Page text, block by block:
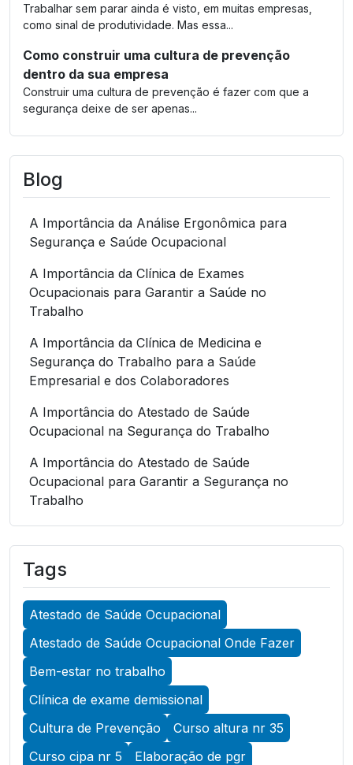
Trabalhar sem parar ainda é visto, em muitas empresas,
como sinal de produtividade. Mas essa...
Como construir uma cultura de prevenção
dentro da sua empresa
Construir uma cultura de prevenção é fazer com que a
segurança deixe de ser apenas...
Blog
A Importância da Análise Ergonômica para
Segurança e Saúde Ocupacional
A Importância da Clínica de Exames
Ocupacionais para Garantir a Saúde no
Trabalho
A Importância da Clínica de Medicina e
Segurança do Trabalho para a Saúde
Empresarial e dos Colaboradores
A Importância do Atestado de Saúde
Ocupacional na Segurança do Trabalho
A Importância do Atestado de Saúde
Ocupacional para Garantir a Segurança no
Trabalho
A Importância do Atestado de Saúde
Ocupacional para Garantir a Segurança no
Trabalho
A Importância do Atestado de Saúde
Ocupacional para Promover a Segurança no
Trabalho
A Importância do Exame Admissional para
Garantir a Saúde Ocupacional Eficiente
A Importância do Exame ASO para Garantir a
Saúde Ocupacional Eficiente
Tags
Atestado de Saúde Ocupacional
Atestado de Saúde Ocupacional Onde Fazer
Bem-estar no trabalho
Clínica de exame demissional
Cultura de Prevenção
Curso altura nr 35
Curso cipa nr 5
Elaboração de pgr